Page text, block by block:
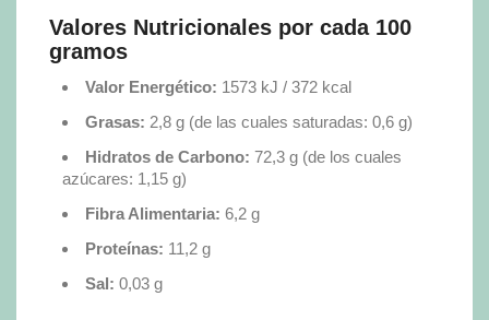
Valores Nutricionales por cada 100
gramos
Valor Energético: 1573 kJ / 372 kcal
Grasas: 2,8 g (de las cuales saturadas: 0,6 g)
Hidratos de Carbono: 72,3 g (de los cuales
azúcares: 1,15 g)
Fibra Alimentaria: 6,2 g
Proteínas: 11,2 g
Sal: 0,03 g